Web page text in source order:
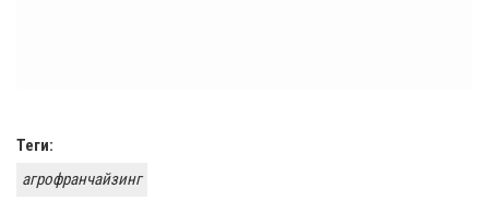
Теги:
агрофранчайзинг